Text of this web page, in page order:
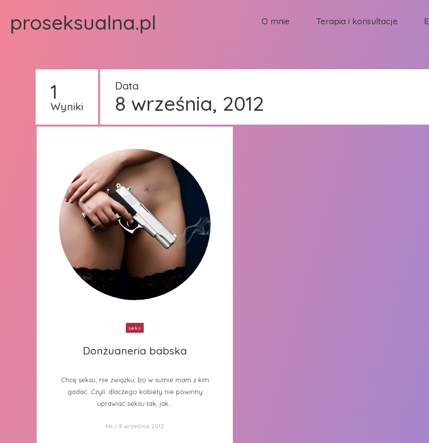
proseksualna.pl O mnie Terapia i konsultacje
1
Wyniki
Data
8 września, 2012
seks
Donżuaneria babska
Donżuaneria babska
Chcę seksu, nie związku, bo w sumie mam z kim
gadać. Czyli: dlaczego kobiety nie powinny
uprawiać seksu tak, jak...
Nx 8 września 2012